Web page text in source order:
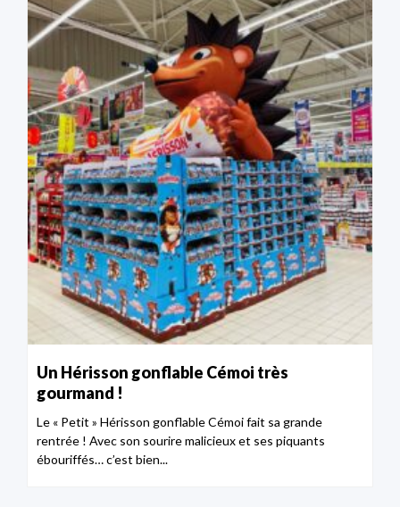
Un Hérisson gonflable Cémoi très
gourmand !
Le « Petit » Hérisson gonflable Cémoi fait sa grande
rentrée ! Avec son sourire malicieux et ses piquants
ébouriffés… c’est bien...